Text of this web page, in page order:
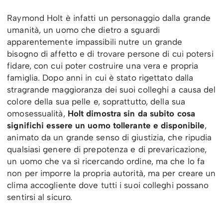
Raymond Holt è infatti un personaggio dalla grande
umanità, un uomo che dietro a sguardi
apparentemente impassibili nutre un grande
bisogno di affetto e di trovare persone di cui potersi
fidare, con cui poter costruire una vera e propria
famiglia. Dopo anni in cui è stato rigettato dalla
stragrande maggioranza dei suoi colleghi a causa del
colore della sua pelle e, soprattutto, della sua
omosessualità, Holt dimostra sin da subito cosa
significhi essere un uomo tollerante e disponibile,
animato da un grande senso di giustizia, che ripudia
qualsiasi genere di prepotenza e di prevaricazione,
un uomo che va sì ricercando ordine, ma che lo fa
non per imporre la propria autorità, ma per creare un
clima accogliente dove tutti i suoi colleghi possano
sentirsi al sicuro.